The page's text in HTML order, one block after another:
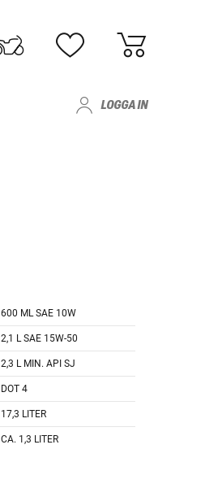
LOGGA IN
600 ML SAE 10W
2,1 L SAE 15W-50
2,3 L MIN. API SJ
DOT 4
17,3 LITER
CA. 1,3 LITER